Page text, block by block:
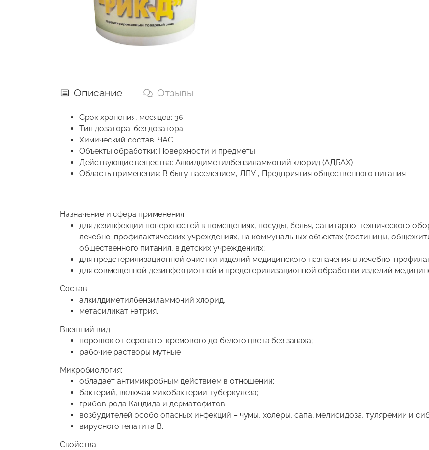
Описание Отзывы
Срок хранения, месяцев: 36
Тип дозатора: без дозатора
Химический состав: ЧАС
Объекты обработки: Поверхности и предметы
Действующие вещества: Алкилдиметилбензиламмоний хлорид (АДБАХ)
Область применения: В быту населением, ЛПУ , Предприятия общественного питания
Назначение и сфера применения:
для дезинфекции поверхностей в помещениях, посуды, белья, санитарно-технического
лечебно-профилактических учреждениях, на коммунальных объектах (гостиницы,
общественного питания, в детских учреждениях;
для предстерилизационной очистки изделий медицинского назначения в лечебно-
для совмещенной дезинфекционной и предстерилизационной обработки изделий
Состав:
алкилдиметилбензиламмоний хлорид,
метасиликат натрия.
Внешний вид:
порошок от серовато-кремового до белого цвета без запаха;
рабочие растворы мутные.
Микробиология:
обладает антимикробным действием в отношении:
бактерий, включая микобактерии туберкулеза;
грибов рода Кандида и дерматофитов;
возбудителей особо опасных инфекций – чумы, холеры, сапа, мелиоидоза, туляремии и
вирусного гепатита В.
Свойства: